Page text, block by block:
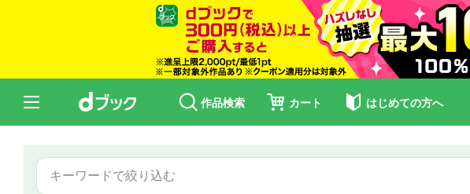
作品検索 カート はじめての方へ